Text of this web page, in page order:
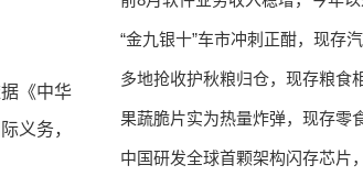
《中华
义务，
“金九银十”车市冲刺正酣，现存
多地抢收护秋粮归仓，现存粮食
果蔬脆片实为热量炸弹，现存零
中国研发全球首颗架构闪存芯片